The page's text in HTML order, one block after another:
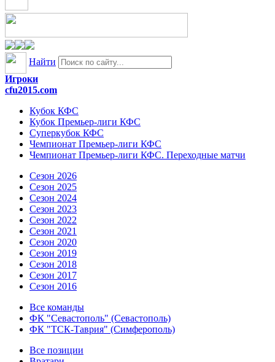
Найти
Игроки
cfu2015.com
Кубок КФС
Кубок Премьер-лиги КФС
Суперкубок КФС
Чемпионат Премьер-лиги КФС
Чемпионат Премьер-лиги КФС. Переходные матчи
Сезон 2026
Сезон 2025
Сезон 2024
Сезон 2023
Сезон 2022
Сезон 2021
Сезон 2020
Сезон 2019
Сезон 2018
Сезон 2017
Сезон 2016
Все команды
ФК "Севастополь" (Севастополь)
ФК "ТСК-Таврия" (Симферополь)
Все позиции